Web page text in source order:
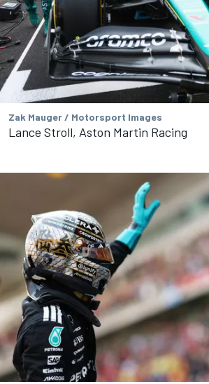
Zak Mauger / Motorsport Images
Lance Stroll, Aston Martin Racing